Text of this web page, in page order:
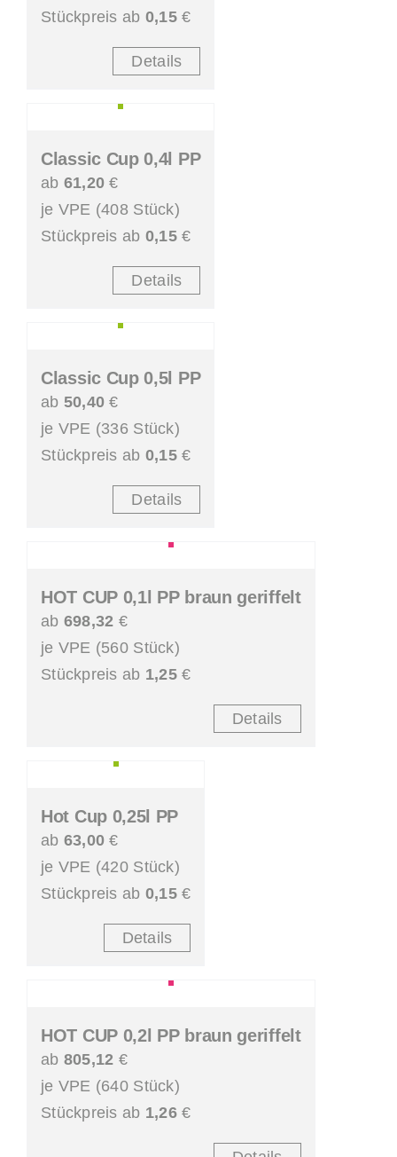
Stückpreis ab 0,15€
Details
Classic Cup 0,4l PP
ab 61,20 €
je VPE (408 Stück)
Stückpreis ab 0,15€
Details
Classic Cup 0,5l PP
ab 50,40 €
je VPE (336 Stück)
Stückpreis ab 0,15€
Details
HOT CUP 0,1l PP braun geriffelt
ab 698,32 €
je VPE (560 Stück)
Stückpreis ab 1,25€
Details
Hot Cup 0,25l PP
ab 63,00 €
je VPE (420 Stück)
Stückpreis ab 0,15€
Details
HOT CUP 0,2l PP braun geriffelt
ab 805,12 €
je VPE (640 Stück)
Stückpreis ab 1,26€